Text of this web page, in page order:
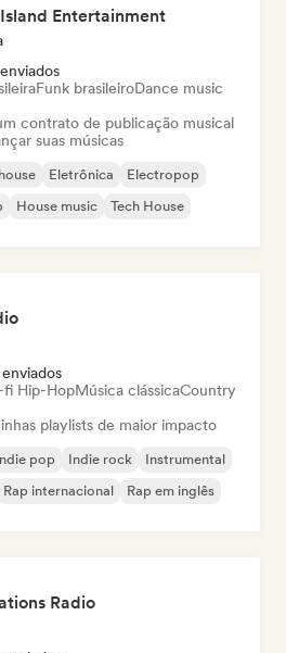
Entertainment
Funk brasileiroDance music
contrato de publicação musical
suas músicas
Eletrônica
Electropop
House music Tech House
Hip-HopMúsica clássicaCountry
playlists de maior impacto
pop Indie rock
Instrumental
Rap internacional Rap em inglês
Radio